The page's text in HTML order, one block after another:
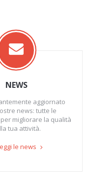
NEWS
aggiornato
news: tutte le
migliorare la qualità
tua attività.
le news